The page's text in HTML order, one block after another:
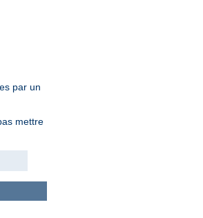
par un
mettre